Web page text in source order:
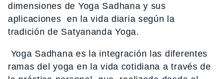
dimensiones de Yoga Sadhana y sus
aplicaciones en la vida diaria según la
tradición de Satyananda Yoga.
Yoga Sadhana es la integración las diferentes
ramas del yoga en la vida cotidiana a través de